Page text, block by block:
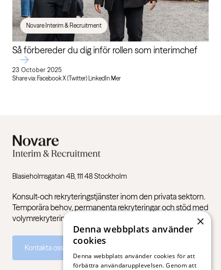
Novare Interim & Recruitment
Så förbereder du dig inför rollen som interimchef
23 October 2025
Share via: Facebook X (Twitter) LinkedIn Mer
Blasieholmsgatan 4B, 111 48 Stockholm
Konsult-och rekryteringstjänster inom den privata sektorn.
Temporära behov, permanenta rekryteringar och stöd med
volymrekryteringar.
Kontakta oss
×
Denna webbplats använder
cookies
Denna webbplats använder cookies för att
förbättra användarupplevelsen. Genom att